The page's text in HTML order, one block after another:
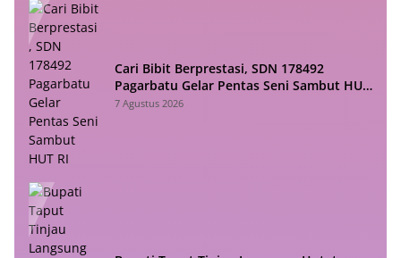
Cari Bibit Berprestasi, SDN 178492
Pagarbatu Gelar Pentas Seni Sambut HUT
RI
7 Agustus 2026